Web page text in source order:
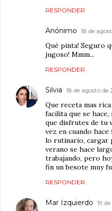
RESPONDER
Anónimo 18 de
Qué pinta! Seguro
jugoso! Mmm...
RESPONDER
Silvia 18 de agosto de
Que receta mas
facilita que se hace,
que disfrutes de tu
vez en cuando
lo rutinario, cargar
verano se hace
trabajando, pero
fin un besote muy
RESPONDER
Mar Izquierdo 19